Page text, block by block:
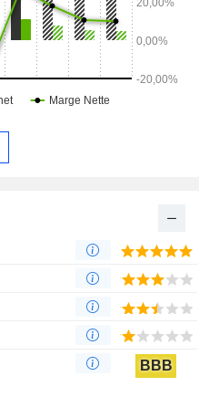
BBB